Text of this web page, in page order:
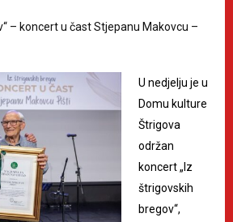
– koncert u čast Stjepanu Makovcu –
U nedjelju je u
Domu kulture
Štrigova
održan
koncert „Iz
štrigovskih
bregov“,